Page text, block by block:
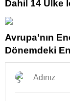
Dahil 14 Ülke
Avrupa’nın
Dönemdeki